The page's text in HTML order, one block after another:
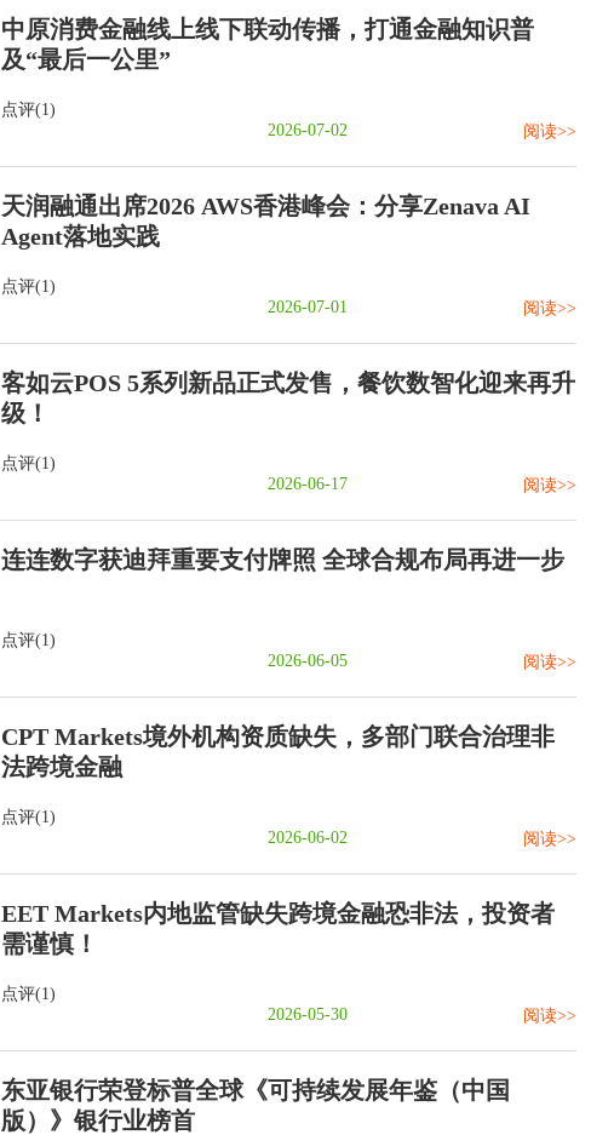
中原消费金融线上线下联动传播，打通金融知识普
及“最后一公里”
点评(1)
2026-07-02
阅读>>
天润融通出席2026 AWS香港峰会：分享Zenava AI
Agent落地实践
点评(1)
2026-07-01
阅读>>
客如云POS 5系列新品正式发售，餐饮数智化迎来再升
级！
点评(1)
2026-06-17
阅读>>
连连数字获迪拜重要支付牌照 全球合规布局再进一步
点评(1)
2026-06-05
阅读>>
CPT Markets境外机构资质缺失，多部门联合治理非
法跨境金融
点评(1)
2026-06-02
阅读>>
EET Markets内地监管缺失跨境金融恐非法，投资者
需谨慎！
点评(1)
2026-05-30
阅读>>
东亚银行荣登标普全球《可持续发展年鉴（中国
版）》银行业榜首